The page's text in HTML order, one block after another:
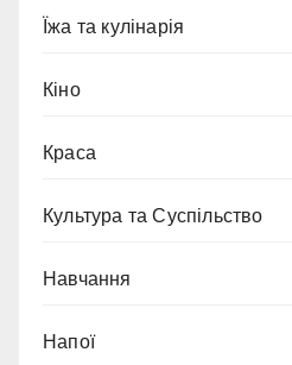
Їжа та кулінарія
Кіно
Краса
Культура та Суспільство
Навчання
Напої